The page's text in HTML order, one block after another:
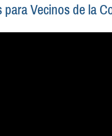
Vecinos de la